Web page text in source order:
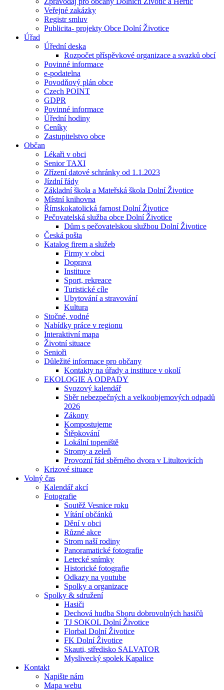
Veřejné zakázky
Registr smluv
Publicita- projekty Obce Dolní Životice
Úřad
Úřední deska
Rozpočet příspěvkové organizace a svazků obcí
Povinné informace
e-podatelna
Povodňový plán obce
Czech POINT
GDPR
Povinné informace
Úřední hodiny
Ceníky
Zastupitelstvo obce
Občan
Lékaři v obci
Senior TAXI
Zřízení datové schránky od 1.1.2023
Jízdní řády
Základní škola a Mateřská škola Dolní Životice
Místní knihovna
Římskokatolická farnost Dolní Životice
Pečovatelská služba obce Dolní Životice
Dům s pečovatelskou službou Dolní Životice
Česká pošta
Katalog firem a služeb
Firmy v obci
Doprava
Instituce
Sport, rekreace
Turistické cíle
Ubytování a stravování
Kultura
Stočné, vodné
Nabídky práce v regionu
Interaktivní mapa
Životní situace
Senioři
Důležité informace pro občany
Kontakty na úřady a instituce v okolí
EKOLOGIE A ODPADY
Svozový kalendář
Sběr nebezpečných a velkoobjemových odpadů
2026
Zákony
Kompostujeme
Štěpkování
Lokální topeniště
Stromy a zeleň
Provozní řád sběrného dvora v Litultovicích
Krizové situace
Volný čas
Kalendář akcí
Fotografie
Soutěž Vesnice roku
Vítání občánků
Dění v obci
Různé akce
Strom naší rodiny
Panoramatické fotografie
Letecké snímky
Historické fotografie
Odkazy na youtube
Spolky a organizace
Spolky & sdružení
Hasiči
Dechová hudba Sboru dobrovolných hasičů
TJ SOKOL Dolní Životice
Florbal Dolní Životice
FK Dolní Životice
Skauti, středisko SALVATOR
Myslivecký spolek Kapalice
Kontakt
Napište nám
Mapa webu